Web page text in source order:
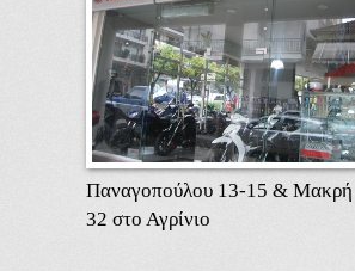
Παναγοπούλου 13-15 & Μακρή
32 στο Αγρίνιο